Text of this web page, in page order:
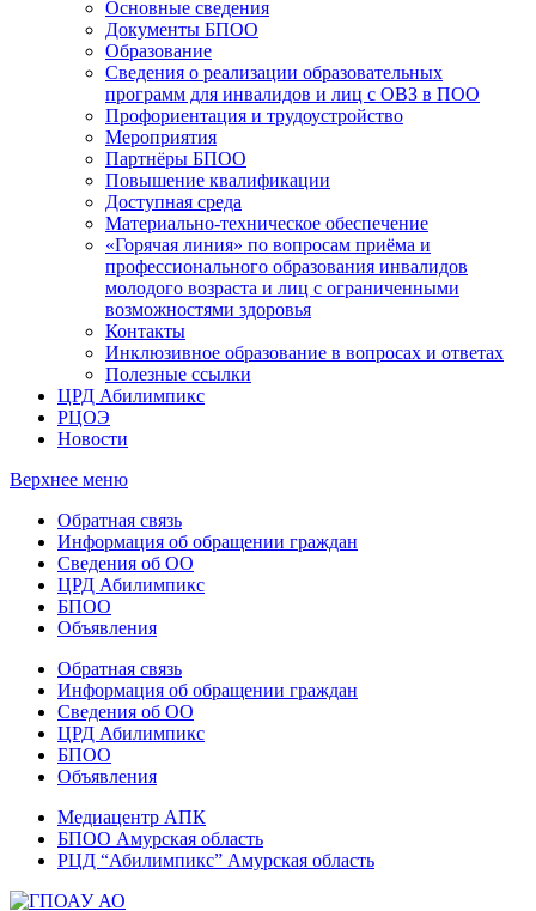
Основные сведения
Документы БПОО
Образование
Сведения о реализации образовательных
программ для инвалидов и лиц с ОВЗ в ПОО
Профориентация и трудоустройство
Мероприятия
Партнёры БПОО
Повышение квалификации
Доступная среда
Материально-техническое обеспечение
«Горячая линия» по вопросам приёма и
профессионального образования инвалидов
молодого возраста и лиц с ограниченными
возможностями здоровья
Контакты
Инклюзивное образование в вопросах и ответах
Полезные ссылки
ЦРД Абилимпикс
РЦОЭ
Новости
Верхнее меню
Обратная связь
Информация об обращении граждан
Сведения об ОО
ЦРД Абилимпикс
БПОО
Объявления
Обратная связь
Информация об обращении граждан
Сведения об ОО
ЦРД Абилимпикс
БПОО
Объявления
Медиацентр АПК
БПОО Амурская область
РЦД “Абилимпикс” Амурская область